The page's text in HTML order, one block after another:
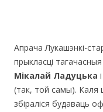
Апрача Лукашэнкі-
прыкласці
Мікалай Ладуцька
(так, той самы). Каля
збіраліся будаваць